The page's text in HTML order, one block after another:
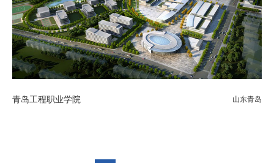
青岛工程职业学院 山东青岛